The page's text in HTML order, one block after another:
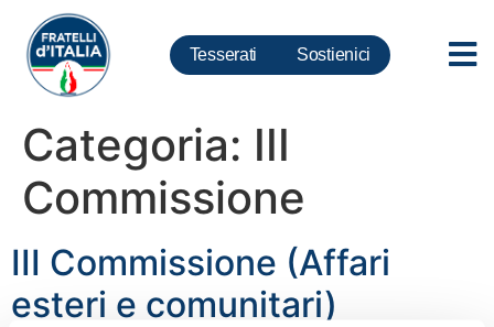
Tesserati Sostienici
Categoria: III
Commissione
III Commissione (Affari
esteri e comunitari)